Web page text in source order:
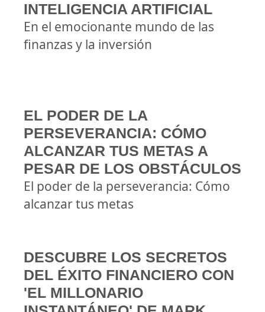
INTELIGENCIA ARTIFICIAL
En el emocionante mundo de las
finanzas y la inversión
EL PODER DE LA
PERSEVERANCIA: CÓMO
ALCANZAR TUS METAS A
PESAR DE LOS OBSTÁCULOS
El poder de la perseverancia: Cómo
alcanzar tus metas
DESCUBRE LOS SECRETOS
DEL ÉXITO FINANCIERO CON
'EL MILLONARIO